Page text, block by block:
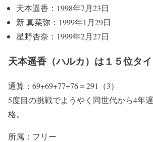
天本遥香：1998年7月23日
新 真菜弥：1999年1月29日
星野杏奈：1999年2月27日
天本遥香（ハルカ）は１５位タイ
通算：69+69+77+76＝291（3）
5度目の挑戦でようやく同世代から4年
格。
所属：フリー